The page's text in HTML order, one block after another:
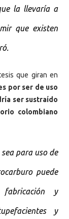
la llevaría a
que existen
que giran en
por ser de uso
ser sustraído
colombiano
para uso de
puede
y
y